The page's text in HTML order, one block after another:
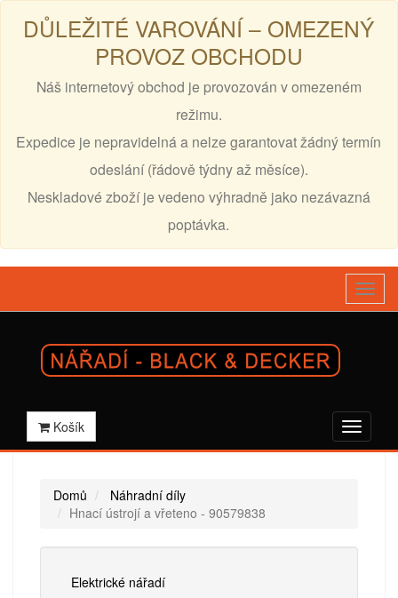
DŮLEŽITÉ VAROVÁNÍ – OMEZENÝ
PROVOZ OBCHODU
Náš internetový obchod je provozován v omezeném
režimu.
Expedice je nepravidelná a nelze garantovat žádný termín
odeslání (řádově týdny až měsíce).
Neskladové zboží je vedeno výhradně jako nezávazná
poptávka.
Košík
Domů
Náhradní díly
Hnací ústrojí a vřeteno - 90579838
Elektrické nářadí